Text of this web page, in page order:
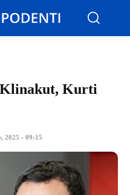
Klinakut, Kurti
2025 - 09:15